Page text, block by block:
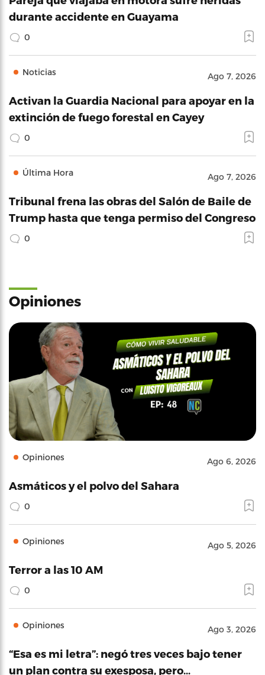
durante accidente en Guayama
0
Noticias Ago 7, 2026
Activan la Guardia Nacional para apoyar en la
extinción de fuego forestal en Cayey
0
Última Hora Ago 7, 2026
Tribunal frena las obras del Salón de Baile de
Trump hasta que tenga permiso del Congreso
0
Opiniones
Opiniones Ago 6, 2026
Asmáticos y el polvo del Sahara
0
Opiniones Ago 5, 2026
Terror a las 10 AM
0
Opiniones Ago 3, 2026
“Esa es mi letra”: negó tres veces bajo tener
un plan contra su exesposa, pero…